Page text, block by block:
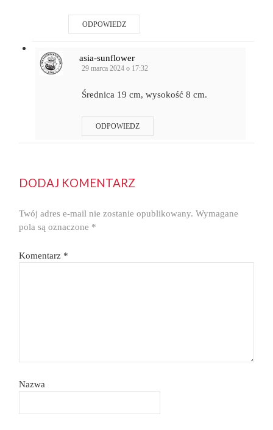
ODPOWIEDZ
asia-sunflower
29 marca 2024 o 17:32
Średnica 19 cm, wysokość 8 cm.
ODPOWIEDZ
DODAJ KOMENTARZ
Twój adres e-mail nie zostanie opublikowany. Wymagane
pola są oznaczone *
Komentarz *
Nazwa